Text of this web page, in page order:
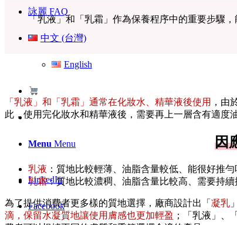
詠麗 FAQ
中文 (台灣)
English
Menu Menu
LinkedIn
Facebook
「乳液」和「乳霜」作為保養程序中的重要步驟
「乳液」和「乳霜」通常在化妝水、精華液後使用 ，由
此，使用完化妝水和精華液後，需要再上一層含有適度
因
乳液 ：質地比較輕薄、油脂含量較低、能很好推
乳霜：質地比較濃稠、油脂含量比較高、需要持
為了提供消費者更多樣的質地選擇，廠商設計出「 凝乳
滴，保留水凝質地讓使用膚感也更加輕盈 ；「乳液」、